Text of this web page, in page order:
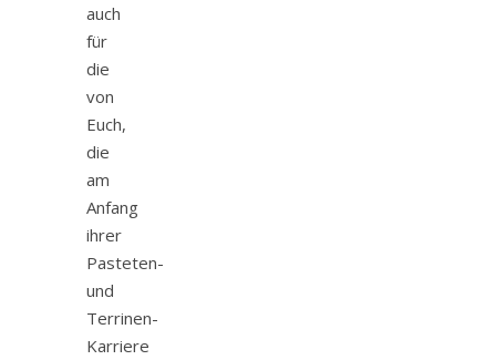
auch
für
die
von
Euch,
die
am
Anfang
ihrer
Pasteten-
und
Terrinen-
Karriere